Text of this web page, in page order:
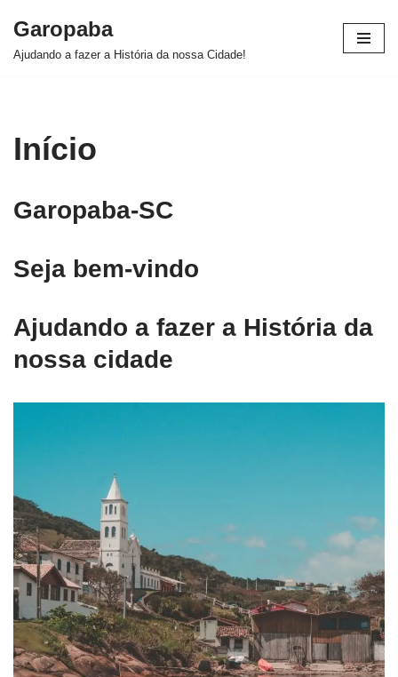
Pular
Garopaba
Ajudando a fazer a História da nossa Cidade!
Início
Garopaba-SC
Seja bem-vindo
Ajudando a fazer a História da
nossa cidade